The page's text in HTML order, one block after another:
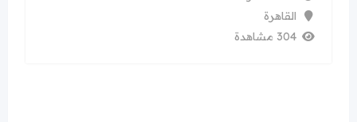
القاهرة
304 مشاهدة